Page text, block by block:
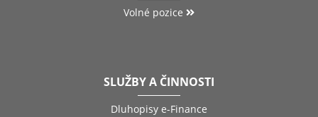
Volné pozice
SLUŽBY A ČINNOSTI
Dluhopisy e-Finance